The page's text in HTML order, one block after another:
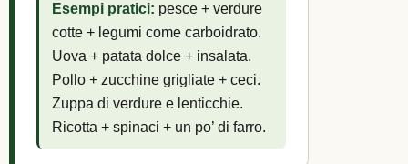
Esempi pratici: pesce + verdure
cotte + legumi come carboidrato.
Uova + patata dolce + insalata.
Pollo + zucchine grigliate + ceci.
Zuppa di verdure e lenticchie.
Ricotta + spinaci + un po’ di farro.